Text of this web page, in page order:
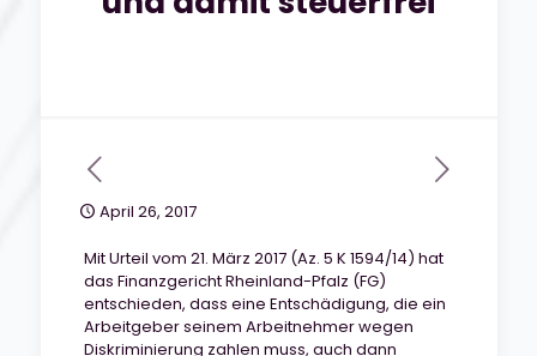
April 26, 2017
Mit Urteil vom 21. März 2017 (Az. 5 K 1594/14) hat
das Finanzgericht Rheinland-Pfalz (FG)
entschieden, dass eine Entschädigung, die ein
Arbeitgeber seinem Arbeitnehmer wegen
Diskriminierung zahlen muss, auch dann